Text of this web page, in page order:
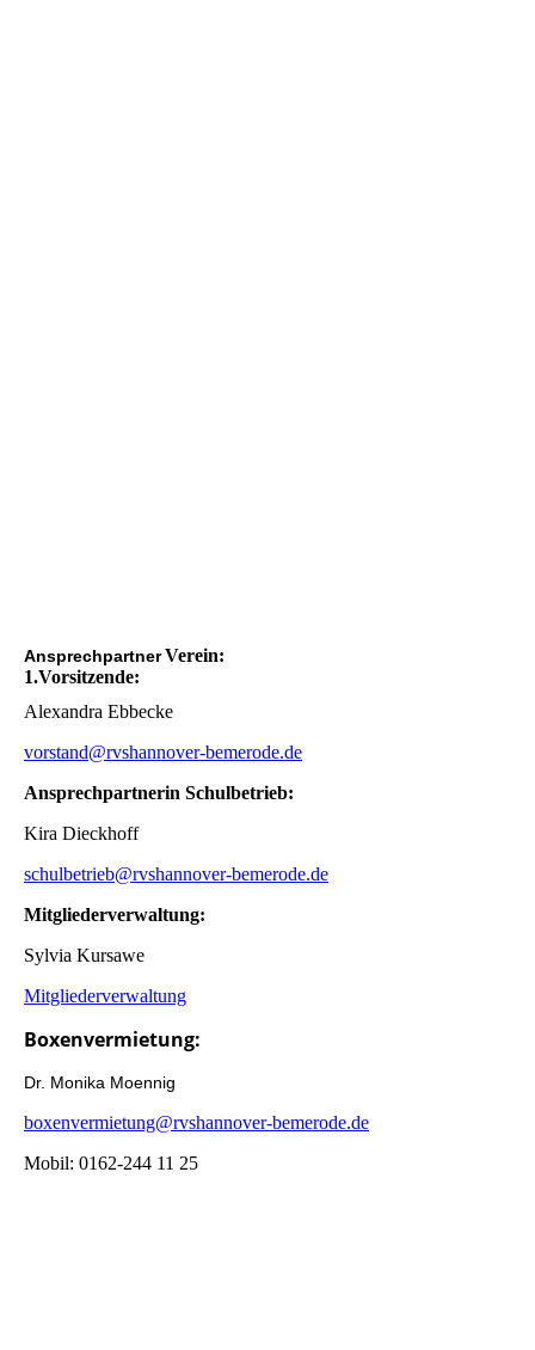
AnsprechpartnerVerein:
1.Vorsitzende:
Alexandra Ebbecke
vorstand@rvshannover-bemerode.de
Ansprechpartnerin Schulbetrieb:
Kira Dieckhoff
schulbetrieb@rvshannover-bemerode.de
Mitgliederverwaltung:
Sylvia Kursawe
Mitgliederverwaltung
Boxenvermietung:
Dr. Monika Moennig
boxenvermietung@rvshannover-bemerode.de
Mobil: 0162-244 11 25